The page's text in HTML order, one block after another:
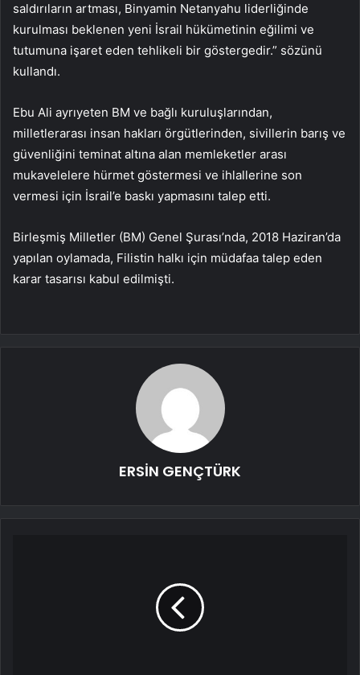
saldırıların artması, Binyamin Netanyahu liderliğinde
kurulması beklenen yeni İsrail hükümetinin eğilimi ve
tutumuna işaret eden tehlikeli bir göstergedir.” sözünü
kullandı.
Ebu Ali ayrıyeten BM ve bağlı kuruluşlarından,
milletlerarası insan hakları örgütlerinden, sivillerin barış ve
güvenliğini teminat altına alan memleketler arası
mukavelelere hürmet göstermesi ve ihlallerine son
vermesi için İsrail’e baskı yapmasını talep etti.
Birleşmiş Milletler (BM) Genel Şurası’nda, 2018 Haziran’da
yapılan oylamada, Filistin halkı için müdafaa talep eden
karar tasarısı kabul edilmişti.
ERSİN GENÇTÜRK